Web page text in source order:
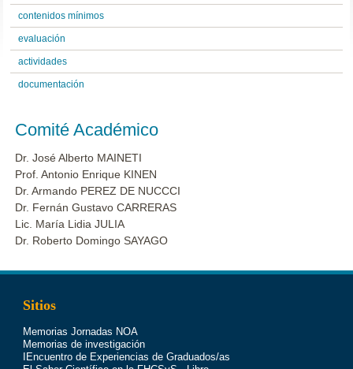
contenidos mínimos
evaluación
actividades
documentación
Comité Académico
Dr. José Alberto MAINETI
Prof. Antonio Enrique KINEN
Dr. Armando PEREZ DE NUCCCI
Dr. Fernán Gustavo CARRERAS
Lic. María Lidia JULIA
Dr. Roberto Domingo SAYAGO
Sitios
Memorias Jornadas NOA
Memorias de investigación
IEncuentro de Experiencias de Graduados/as